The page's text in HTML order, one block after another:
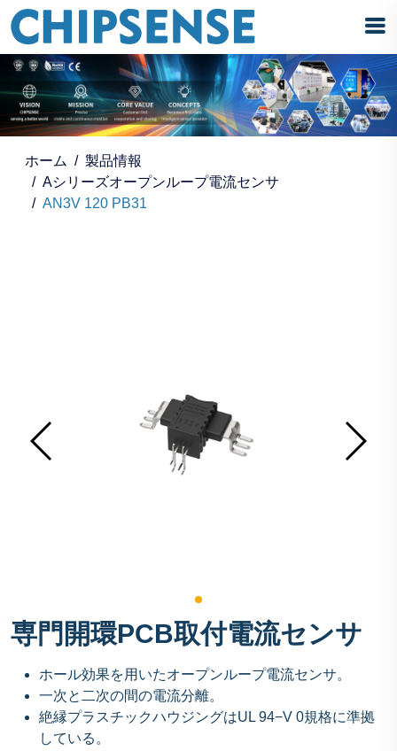
ホーム
製品情報
Aシリーズオープンループ電流センサ
AN3V 120 PB31
専門開環PCB取付電流センサ
ホール効果を用いたオープンループ電流センサ。
一次と二次の間の電流分離。
絶縁プラスチックハウジングはUL 94−V 0規格に準拠
している。